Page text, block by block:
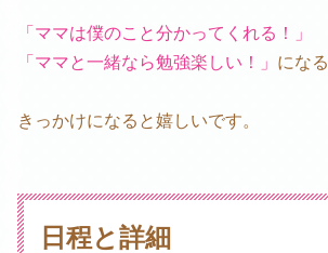
「ママは僕のこと分かってくれる！」
「ママと一緒なら勉強楽しい！」 になる
きっかけになると嬉しいです。
日程と詳細